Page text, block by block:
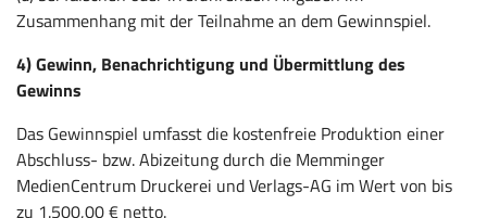
Zusammenhang mit der Teilnahme an dem Gewinnspiel.
4) Gewinn, Benachrichtigung und Übermittlung des
Gewinns
Das Gewinnspiel umfasst die kostenfreie Produktion einer
Abschluss- bzw. Abizeitung durch die Memminger
MedienCentrum Druckerei und Verlags-AG im Wert von bis
zu 1.500,00 € netto.